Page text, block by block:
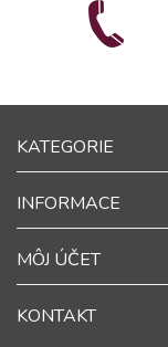
KATEGORIE
INFORMACE
MÔJ ÚČET
KONTAKT